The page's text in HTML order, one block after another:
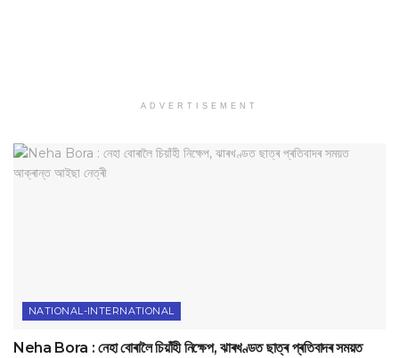
ADVERTISEMENT
NATIONAL-INTERNATIONAL
Neha Bora : নেহা বোৰালৈ চিয়াঁহী নিক্ষেপ, ঝাৰখণ্ডত ছাত্ৰ প্ৰতিবাদৰ সময়ত